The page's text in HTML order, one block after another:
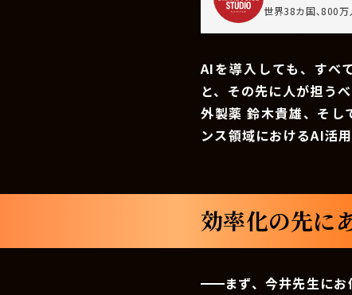
世界38カ国､800万
AIを導入しても、すべ
と、その先に人が担う
外製薬 鈴木貴雄、そし
ンス領域におけるAI活
効率化の先に
まず、今井先生に